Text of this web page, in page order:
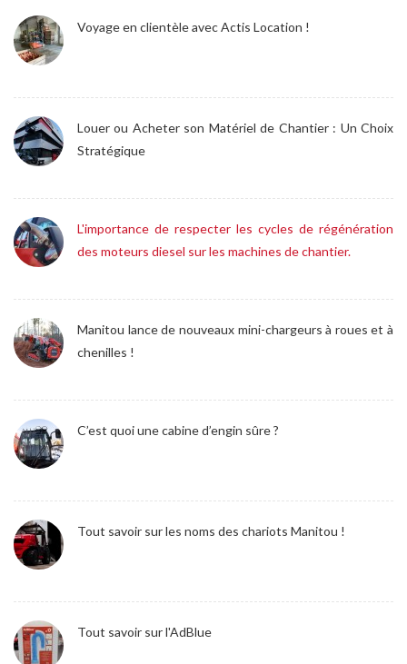
Voyage en clientèle avec Actis Location !
Louer ou Acheter son Matériel de Chantier : Un Choix
Stratégique
L'importance de respecter les cycles de régénération
des moteurs diesel sur les machines de chantier.
Manitou lance de nouveaux mini-chargeurs à roues et à
chenilles !
C’est quoi une cabine d’engin sûre ?
Tout savoir sur les noms des chariots Manitou !
Tout savoir sur l'AdBlue